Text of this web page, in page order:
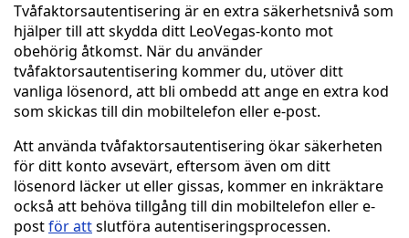
Tvåfaktorsautentisering är en extra säkerhetsnivå som
hjälper till att skydda ditt LeoVegas-konto mot
obehörig åtkomst. När du använder
tvåfaktorsautentisering kommer du, utöver ditt
vanliga lösenord, att bli ombedd att ange en extra kod
som skickas till din mobiltelefon eller e-post.
Att använda tvåfaktorsautentisering ökar säkerheten
för ditt konto avsevärt, eftersom även om ditt
lösenord läcker ut eller gissas, kommer en inkräktare
också att behöva tillgång till din mobiltelefon eller e-
postför attslutföra autentiseringsprocessen.